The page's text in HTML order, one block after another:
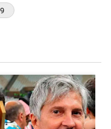
"La Rosada busca
artículo de tendencia con